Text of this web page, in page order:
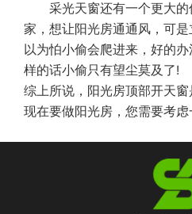
采光天窗还有一个更大的
家，想让阳光房通通风，可是
以为怕小偷会爬进来，好的
样的话小偷只有望尘莫及
综上所说，阳光房顶部开天
现在要做阳光房，您需要考虑